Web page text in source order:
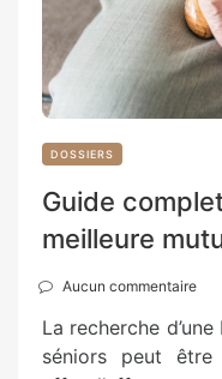
DOSSIERS
Guide
meilleure
Aucun commentaire
La recherche
séniors peut